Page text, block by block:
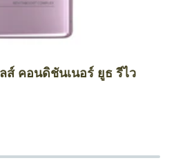
ส์ คอนดิชันเนอร์ ยูธ รีไว